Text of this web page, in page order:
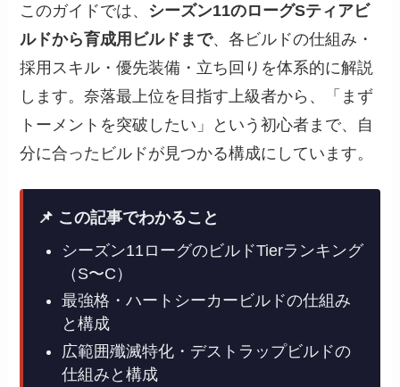
このガイドでは、 シーズン11のローグSティアビ
ルドから育成用ビルドまで、各ビルドの仕組み・
採用スキル・優先装備・立ち回りを体系的に解説
します。奈落最上位を目指す上級者から、「まず
トーメントを突破したい」という初心者まで、自
分に合ったビルドが見つかる構成にしています。
📌 この記事でわかること
シーズン11ローグのビルドTierランキング
（S〜C）
最強格・ハートシーカービルドの仕組み
と構成
広範囲殲滅特化・デストラップビルドの
仕組みと構成